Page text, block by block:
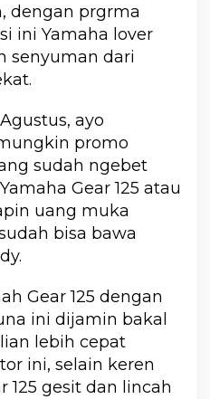
dengan prgrma
ini Yamaha lover
senyuman dari
ayo
promo
sudah ngebet
Gear 125 atau
uang muka
bisa bawa
Gear 125 dengan
ini dijamin bakal
lebih cepat
ini, selain keren
125 gesit dan lincah